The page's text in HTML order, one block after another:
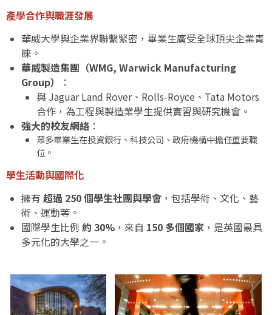
產學合作與職涯發展
華威大學與企業界聯繫緊密，畢業生廣受全球頂尖企業青
睞。
華威製造集團（WMG, Warwick Manufacturing
Group）
：
與 Jaguar Land Rover、Rolls-Royce、Tata Motors
合作，為工程與製造業學生提供實習與研究機會。
強大的校友網絡 ：
眾多畢業生在投資銀行、科技公司、政府機構中擔任重要職
位。
學生活動與國際化
擁有 超過 250 個學生社團與學會 ，包括學術、文化、藝
術、運動等。
國際學生比例 約 30% ，來自 150 多個國家 ，是英國最具
多元化的大學之一。